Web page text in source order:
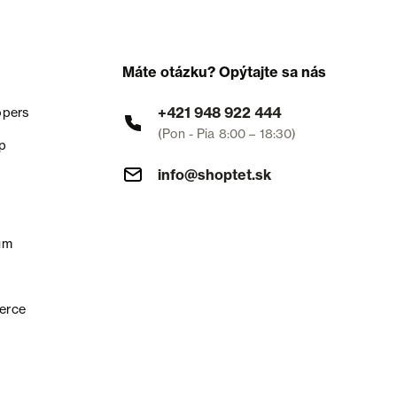
Máte otázku? Opýtajte sa nás
+421 948 922 444
(Pon - Pia 8:00 – 18:30)
info@shoptet.sk